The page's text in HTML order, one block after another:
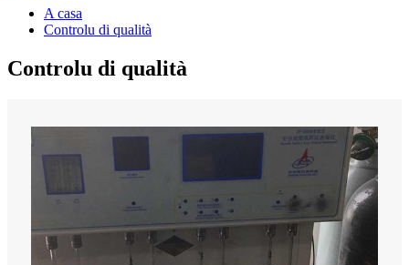
A casa
Controlu di qualità
Controlu di qualità